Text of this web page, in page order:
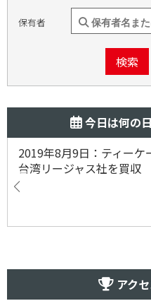
保有者
検索
今日は何の
2019年8月9日：ティー
台湾リージャス社を買収
アク